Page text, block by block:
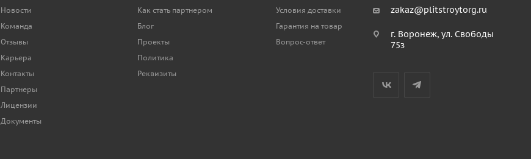
Новости
Команда
Отзывы
Карьера
Контакты
Партнеры
Лицензии
Документы
Как стать партнером
Блог
Проекты
Политика
Реквизиты
Условия доставки
Гарантия на товар
Вопрос-ответ
zakaz@plitstroytorg.ru
г. Воронеж, ул. Свободы
75з